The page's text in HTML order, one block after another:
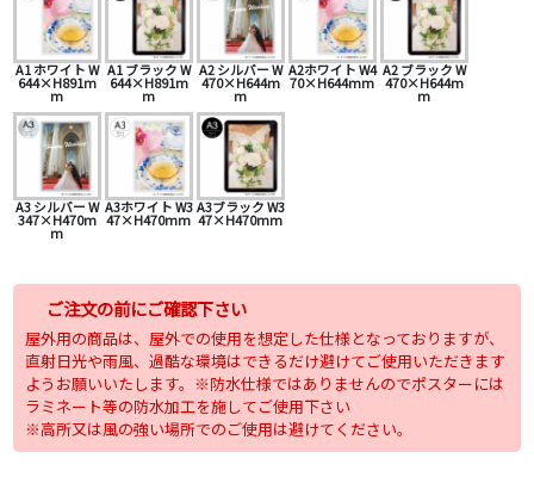
A1 ホワイト W
644×H891m
m
A1 ブラック W
644×H891m
m
A2 シルバー W
470×H644m
m
A2ホワイト W4
70×H644mm
A2 ブラック W
470×H644m
m
A3 シルバー W
347×H470m
m
A3ホワイト W3
47×H470mm
A3ブラック W3
47×H470mm
ご注文の前にご確認下さい
屋外用の商品は、屋外での使用を想定した仕様となっておりますが、
直射日光や雨風、過酷な環境はできるだけ避けてご使用いただきます
ようお願いいたします。※防水仕様ではありませんのでポスターには
ラミネート等の防水加工を施してご使用下さい
※高所又は風の強い場所でのご使用は避けてください。